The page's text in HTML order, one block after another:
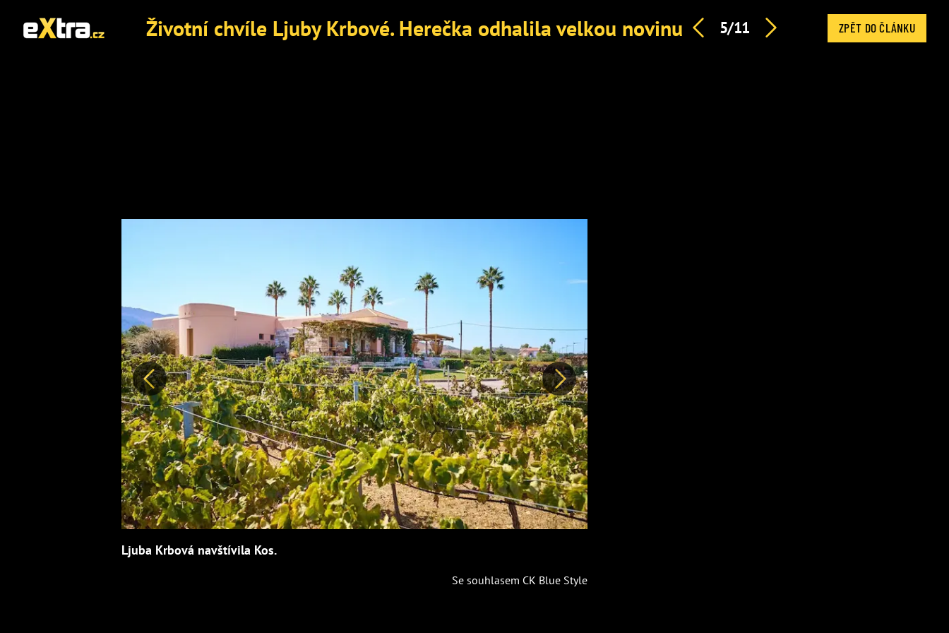
Životní chvíle Ljuby Krbové. Herečka odhalila velkou novinu 5/11 ZPĚT DO ČLÁNKU
Předchozí Další
Ljuba Krbová navštívila Kos.
Se souhlasem CK Blue Style